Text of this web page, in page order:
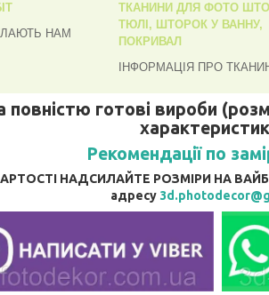
НАМ
ТКАНИНИ ДЛЯ ФОТО
ТЮЛІ, ШТОРОК У ВАННУ,
ПОКРИВАЛ
ІНФОРМАЦІЯ ПРО
повністю готові вироби
Рекомендації по
НАДСИЛАЙТЕ РОЗМІРИ НА
адресу